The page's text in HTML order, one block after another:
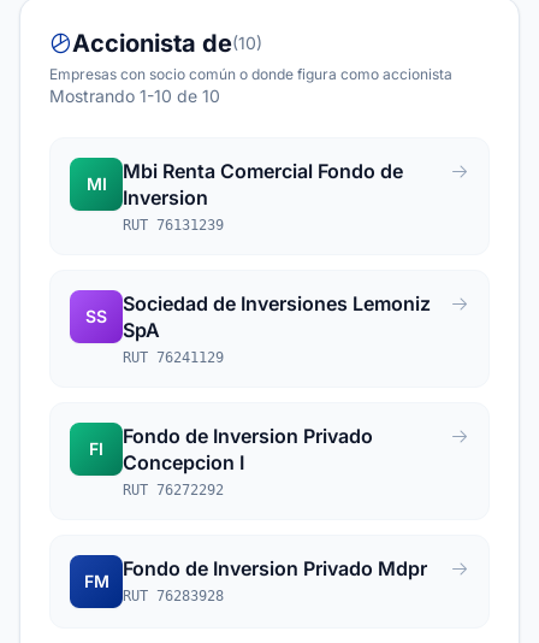
Accionista de(10)
Empresas con socio común o donde figura como accionista
Mostrando 1-10 de 10
MI
Mbi Renta Comercial Fondo de
Inversion
RUT 76131239
SS
Sociedad de Inversiones Lemoniz
SpA
RUT 76241129
FI
Fondo de Inversion Privado
Concepcion I
RUT 76272292
FM
Fondo de Inversion Privado Mdpr
RUT 76283928